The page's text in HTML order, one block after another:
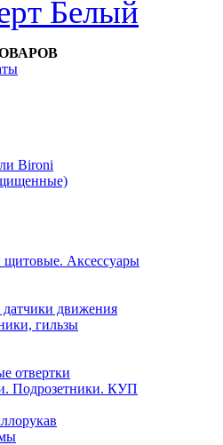
Белый
Bironi
Аксессуары
движения
гильзы
отвертки
Подрозетники. КУП